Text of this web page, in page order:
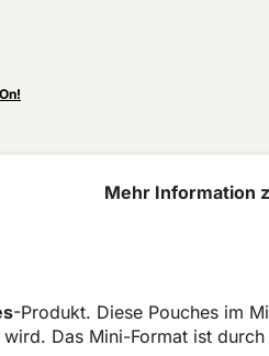
Mehr Information
-Produkt. Diese Pouches im
Das Mini-Format ist
On!